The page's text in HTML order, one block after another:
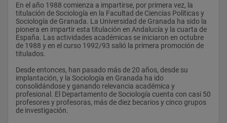
En el año 1988 comienza a impartirse, por primera vez, la
titulación de Sociología en la Facultad de Ciencias Políticas y
Sociología de Granada. La Universidad de Granada ha sido la
pionera en impartir esta titulación en Andalucía y la cuarta de
España. Las actividades académicas se iniciaron en octubre
de 1988 y en el curso 1992/93 salió la primera promoción de
titulados.
Desde entonces, han pasado más de 20 años, desde su
implantación, y la Sociología en Granada ha ido
consolidándose y ganando relevancia académica y
profesional. El Departamento de Sociología cuenta con casi 50
profesores y profesoras, más de diez becarios y cinco grupos
de investigación.